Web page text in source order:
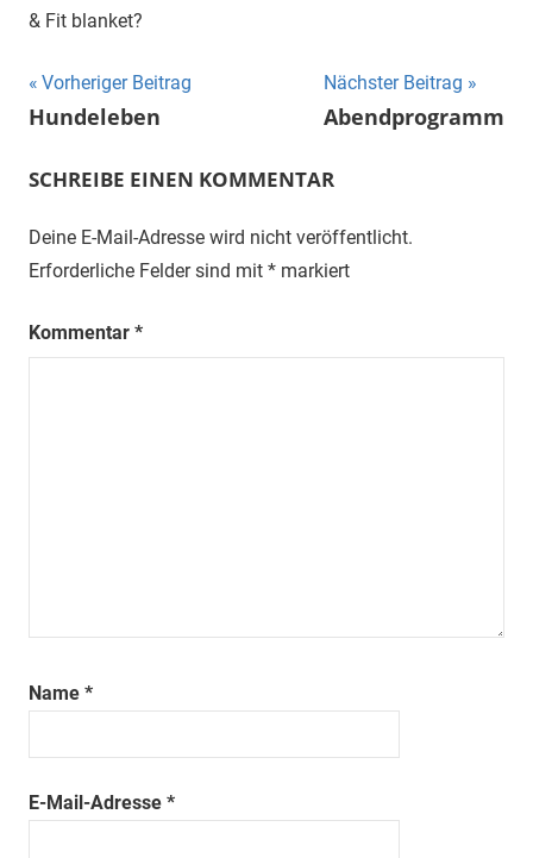
& Fit blanket?
Beitragsnavigation
Vorheriger Beitrag
Hundeleben
Nächster Beitrag
Abendprogramm
SCHREIBE EINEN KOMMENTAR
Deine E-Mail-Adresse wird nicht veröffentlicht.
Erforderliche Felder sind mit * markiert
Kommentar *
Name *
E-Mail-Adresse *